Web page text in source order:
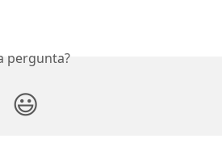
pergunta?
😃